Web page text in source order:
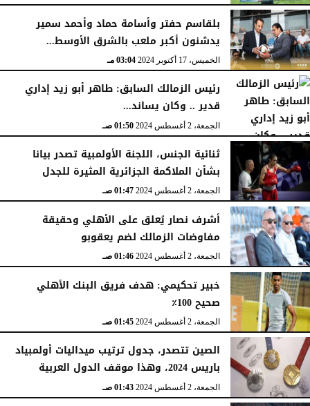
بلقاسم حفتر وأسامة حماد وأحمد سمير
يدشنون أكبر ملعب بالشرق الأوسط...
الخميس، 17 أكتوبر 2024 03:04 مـ
رئيس الزمالك السابق: طاهر أبو زيد إداري
قدير .. وكان يساند...
الجمعة، 2 أغسطس 2024 01:50 صـ
ثنائية الجنس، اللجنة الأولمبية تصدر بيانا
بشأن الملاكمة الجزائرية المثيرة للجدل
الجمعة، 2 أغسطس 2024 01:47 صـ
أشرف نصار يُعلق على الأهلي وحقيقة
مفاوضات الزمالك لضم يعقوبو
الجمعة، 2 أغسطس 2024 01:46 صـ
خبير تحكيمي: هدف فريق البنك الأهلي
صحيح 100٪
الجمعة، 2 أغسطس 2024 01:45 صـ
الصين تتصدر، جدول ترتيب ميداليات أولمبياد
باريس 2024، وهذا موقف الدول العربية
الجمعة، 2 أغسطس 2024 01:43 صـ